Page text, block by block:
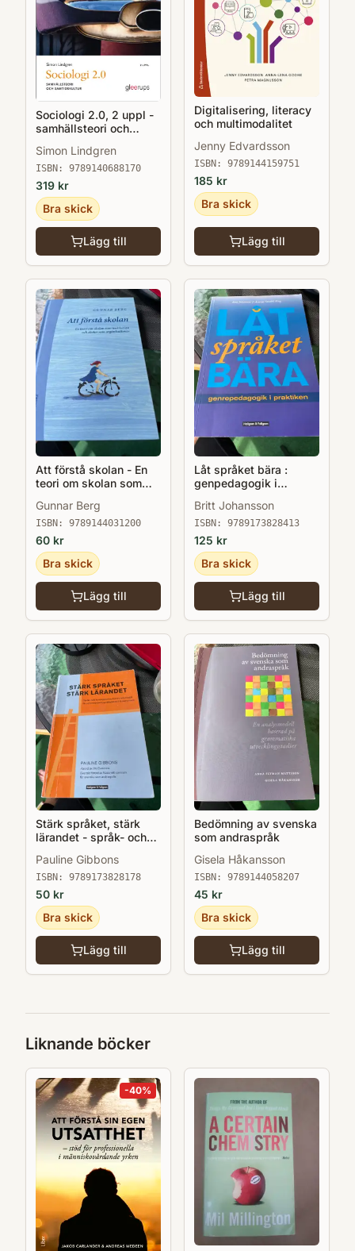
Sociologi 2.0, 2 uppl -
samhällsteori och
Simon Lindgren
ISBN: 9789140688170
319 kr
Bra skick
Lägg till
Digitalisering, literacy
och multimodalitet
Jenny Edvardsson
ISBN: 9789144159751
185 kr
Bra skick
Lägg till
Att förstå skolan - En
teori om skolan som
organisationer
Gunnar Berg
ISBN: 9789144031200
60 kr
Bra skick
Lägg till
Låt språket bära :
genpedagogik i
Britt Johansson
ISBN: 9789173828413
125 kr
Bra skick
Lägg till
Stärk språket, stärk
lärandet - språk- och
arbetssätt för och med
andraspråkselever i
klassrummet
Pauline Gibbons
ISBN: 9789173828178
50 kr
Bra skick
Lägg till
Bedömning av svenska
som andraspråk
Gisela Håkansson
ISBN: 9789144058207
45 kr
Bra skick
Lägg till
Liknande böcker
-40%